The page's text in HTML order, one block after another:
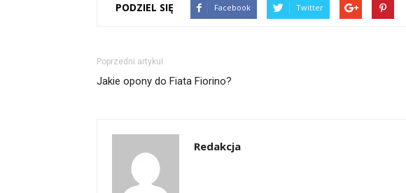
PODZIEL SIĘ Facebook Twitter
Poprzedni artykuł
Jakie opony do Fiata Fiorino?
Redakcja